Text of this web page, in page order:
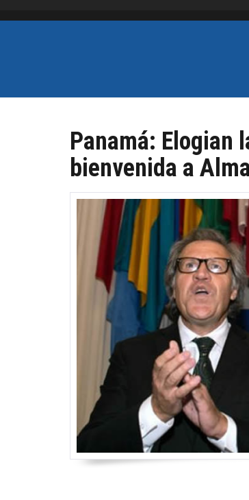
Panamá: Elogian
bienvenida a